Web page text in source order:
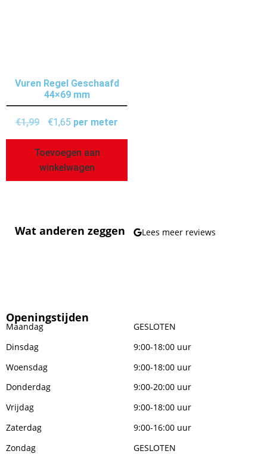
Vuren Regel Geschaafd
44×69 mm
€1,99 €1,65 per meter
Toevoegen aan
winkelwagen
Wat anderen zeggen Lees meer reviews
Openingstijden
Maandag
GESLOTEN
Dinsdag
9:00-18:00 uur
Woensdag
9:00-18:00 uur
Donderdag
9:00-20:00 uur
Vrijdag
9:00-18:00 uur
Zaterdag
9:00-16:00 uur
Zondag
GESLOTEN